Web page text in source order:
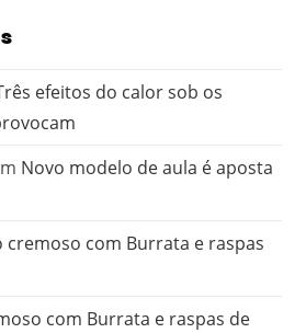
efeitos do calor sob os
Novo modelo de aula é aposta
cremoso com Burrata e raspas
com Burrata e raspas de